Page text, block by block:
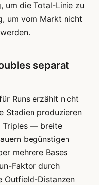
die Total-Linie zu
um vom Markt nicht
separat
Runs erzählt nicht
Stadien produzieren
Triples — breite
begünstigen
mehrere Bases
Faktor durch
Outfield-Distanzen